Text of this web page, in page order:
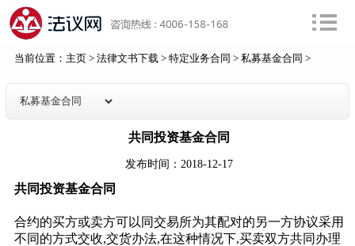
当前位置： 主页> 法律文书下载> 特定业务合同 > 私募基金合同 >
共同投资基金合同
发布时间：2018-12-17
共同投资基金合同
合约的买方或卖方可以同交易所为其配对的另一方协议采用
不同的方式交收,交货办法,在这种情况下,买卖双方共同办理